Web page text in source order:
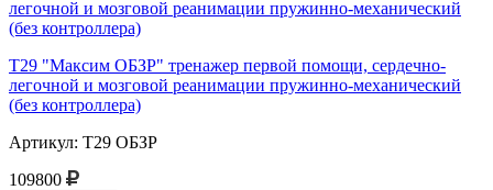
Т29 "Максим ОБЗР" тренажер первой помощи, сердечно-
легочной и мозговой реанимации пружинно-механический
(без контроллера)
Артикул: Т29 ОБЗР
109800